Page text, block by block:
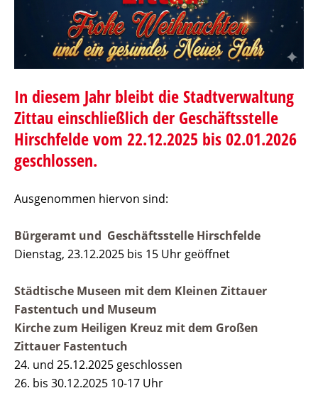
In diesem Jahr bleibt die Stadtverwaltung
Zittau einschließlich der Geschäftsstelle
Hirschfelde vom 22.12.2025 bis 02.01.2026
geschlossen.
Ausgenommen hiervon sind:
Bürgeramt und Geschäftsstelle Hirschfelde
Dienstag, 23.12.2025 bis 15 Uhr geöffnet
Städtische Museen mit dem Kleinen Zittauer
Fastentuch und Museum
Kirche zum Heiligen Kreuz mit dem Großen
Zittauer Fastentuch
24. und 25.12.2025 geschlossen
26. bis 30.12.2025 10-17 Uhr